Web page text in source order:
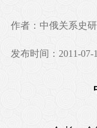
作者：中俄关系史
发布时间：2011-07-